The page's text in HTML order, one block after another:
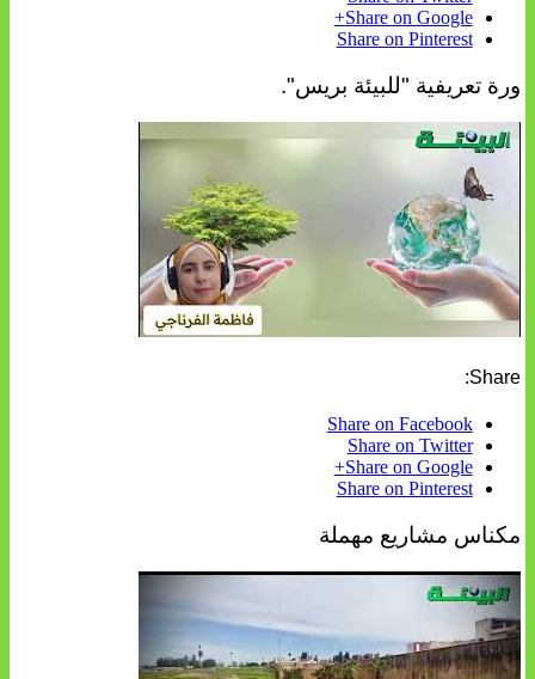
Share on Google+
Share on Pinterest
ورة تعريفية "للبيئة بريس".
Share:
Share on Facebook
Share on Twitter
Share on Google+
Share on Pinterest
مكناس مشاريع مهملة